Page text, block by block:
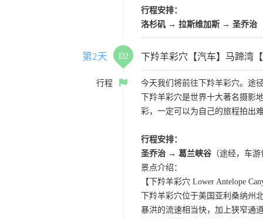
行程安排：
洛杉矶 → 拉斯维加斯 → 圣乔治
第2天 D2 下羚羊彩穴【汽车】马蹄湾
行程
今天我们将前往下羚羊彩穴。途
下羚羊彩穴是世界十大著名摄
彩，一定可以为自己的旅程拍出
行程安排：
圣乔治 → 葛兰峡谷 （途经，车
景点介绍：
【下羚羊彩穴 Lower Antelope
下羚羊彩穴位于美国亚利桑纳
暴洪的流速相当快，加上狭窄通